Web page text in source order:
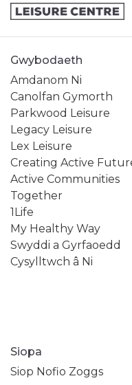
Gwybodaeth
Amdanom Ni
Canolfan Gymorth
Parkwood Leisure
Legacy Leisure
Lex Leisure
Creating Active
Active Communities
Together
1Life
My Healthy Way
Swyddi a Gyrfaoedd
Cysylltwch â Ni
Siopa
Siop Nofio Zoggs